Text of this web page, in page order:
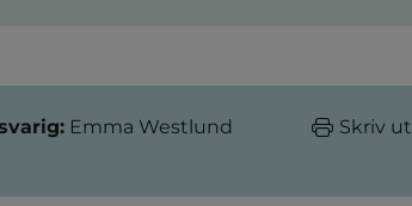
Emma Westlund Skriv ut